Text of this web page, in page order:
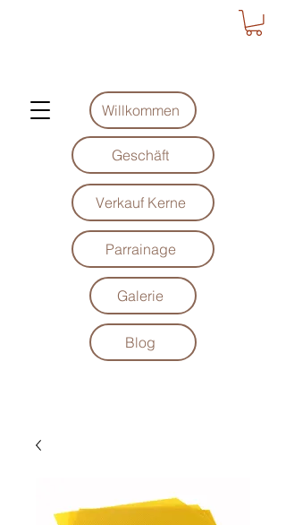
Willkommen
Geschäft
Verkauf Kerne
Galerie
Blog
Parrainage